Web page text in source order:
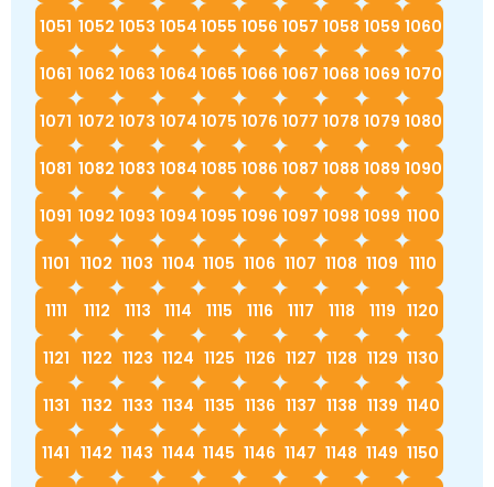
1051 1052 1053 1054 1055 1056 1057 1058 1059 1060
1061 1062 1063 1064 1065 1066 1067 1068 1069 1070
1071 1072 1073 1074 1075 1076 1077 1078 1079 1080
1081 1082 1083 1084 1085 1086 1087 1088 1089 1090
1091 1092 1093 1094 1095 1096 1097 1098 1099 1100
1101 1102 1103 1104 1105 1106 1107 1108 1109 1110
1111 1112 1113 1114 1115 1116 1117 1118 1119 1120
1121 1122 1123 1124 1125 1126 1127 1128 1129 1130
1131 1132 1133 1134 1135 1136 1137 1138 1139 1140
1141 1142 1143 1144 1145 1146 1147 1148 1149 1150